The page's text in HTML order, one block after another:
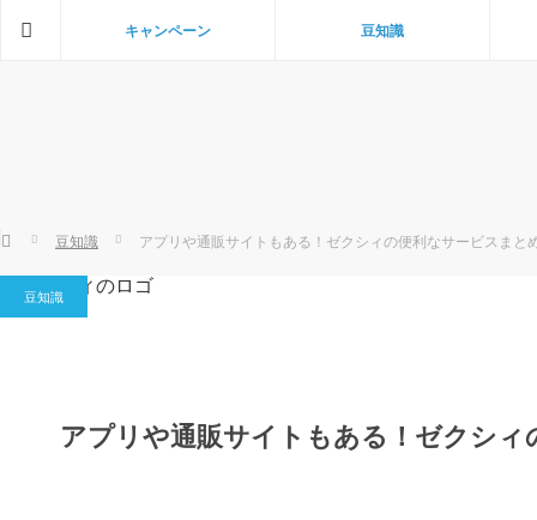
キャンペーン 豆知識
ホーム 豆知識 アプリや通販サイトもある！ゼクシィの便利なサービスまと
豆知識
アプリや通販サイトもある！ゼクシ